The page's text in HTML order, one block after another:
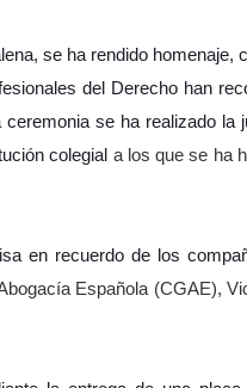
se ha rendido homenaje,
del Derecho han
se ha realizado la
colegial a los que se ha
en recuerdo de los
Española (CGAE),